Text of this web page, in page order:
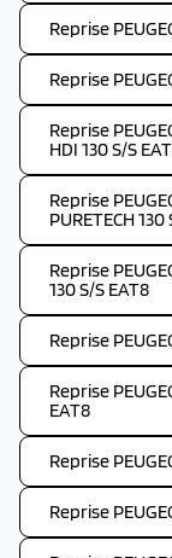
Reprise
Reprise
Reprise
HDI 130 S/S
Reprise
PURETECH 130
Reprise
130 S/S EAT8
Reprise
Reprise
EAT8
Reprise
Reprise